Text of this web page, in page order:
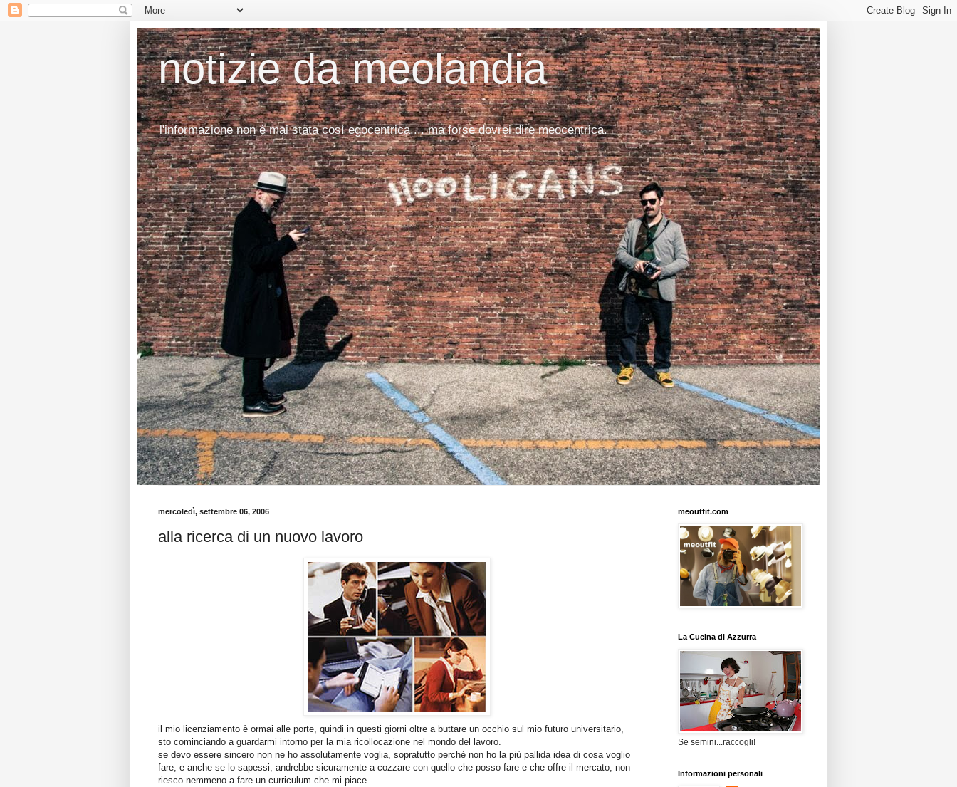
notizie da meolandia
l'informazione non è mai stata così egocentrica.... ma forse dovrei dire meocentrica.
mercoledì, settembre 06, 2006
alla ricerca di un nuovo lavoro
il mio licenziamento è ormai alle porte, quindi in questi giorni oltre a buttare un occhio sul mio futuro universitario,
sto cominciando a guardarmi intorno per la mia ricollocazione nel mondo del lavoro.
se devo essere sincero non ne ho assolutamente voglia, sopratutto perché non ho la più pallida idea di cosa voglio
fare, e anche se lo sapessi, andrebbe sicuramente a cozzare con quello che posso fare e che offre il mercato, non
riesco nemmeno a fare un curriculum che mi piace.
meoutfit.com
La Cucina di Azzurra
Se semini...raccogli!
Informazioni personali